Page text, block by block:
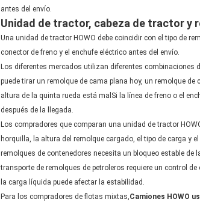
antes del envío.
Unidad de tractor, cabeza de tractor y
Una unidad de tractor HOWO debe coincidir con el tipo de
conector de freno y el enchufe eléctrico antes del envío.
Los diferentes mercados utilizan diferentes combinaciones
puede tirar un remolque de cama plana hoy, un remolque
altura de la quinta rueda está malSi la línea de freno o el
después de la llegada.
Los compradores que comparan una unidad de tractor
horquilla, la altura del remolque cargado, el tipo de carga y
remolques de contenedores necesita un bloqueo estable de
transporte de remolques de petroleros requiere un control
la carga líquida puede afectar la estabilidad.
Para los compradores de flotas mixtas,Camiones HOWO